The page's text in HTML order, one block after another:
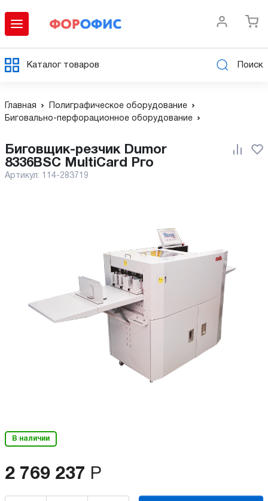
Каталог товаров Поиск
Главная
Полиграфическое оборудование
Биговально-перфорационное оборудование
Биговщик-резчик Dumor
8336BSC MultiCard Рго
Артикул: 114-283719
В наличии
2 769 237 Р